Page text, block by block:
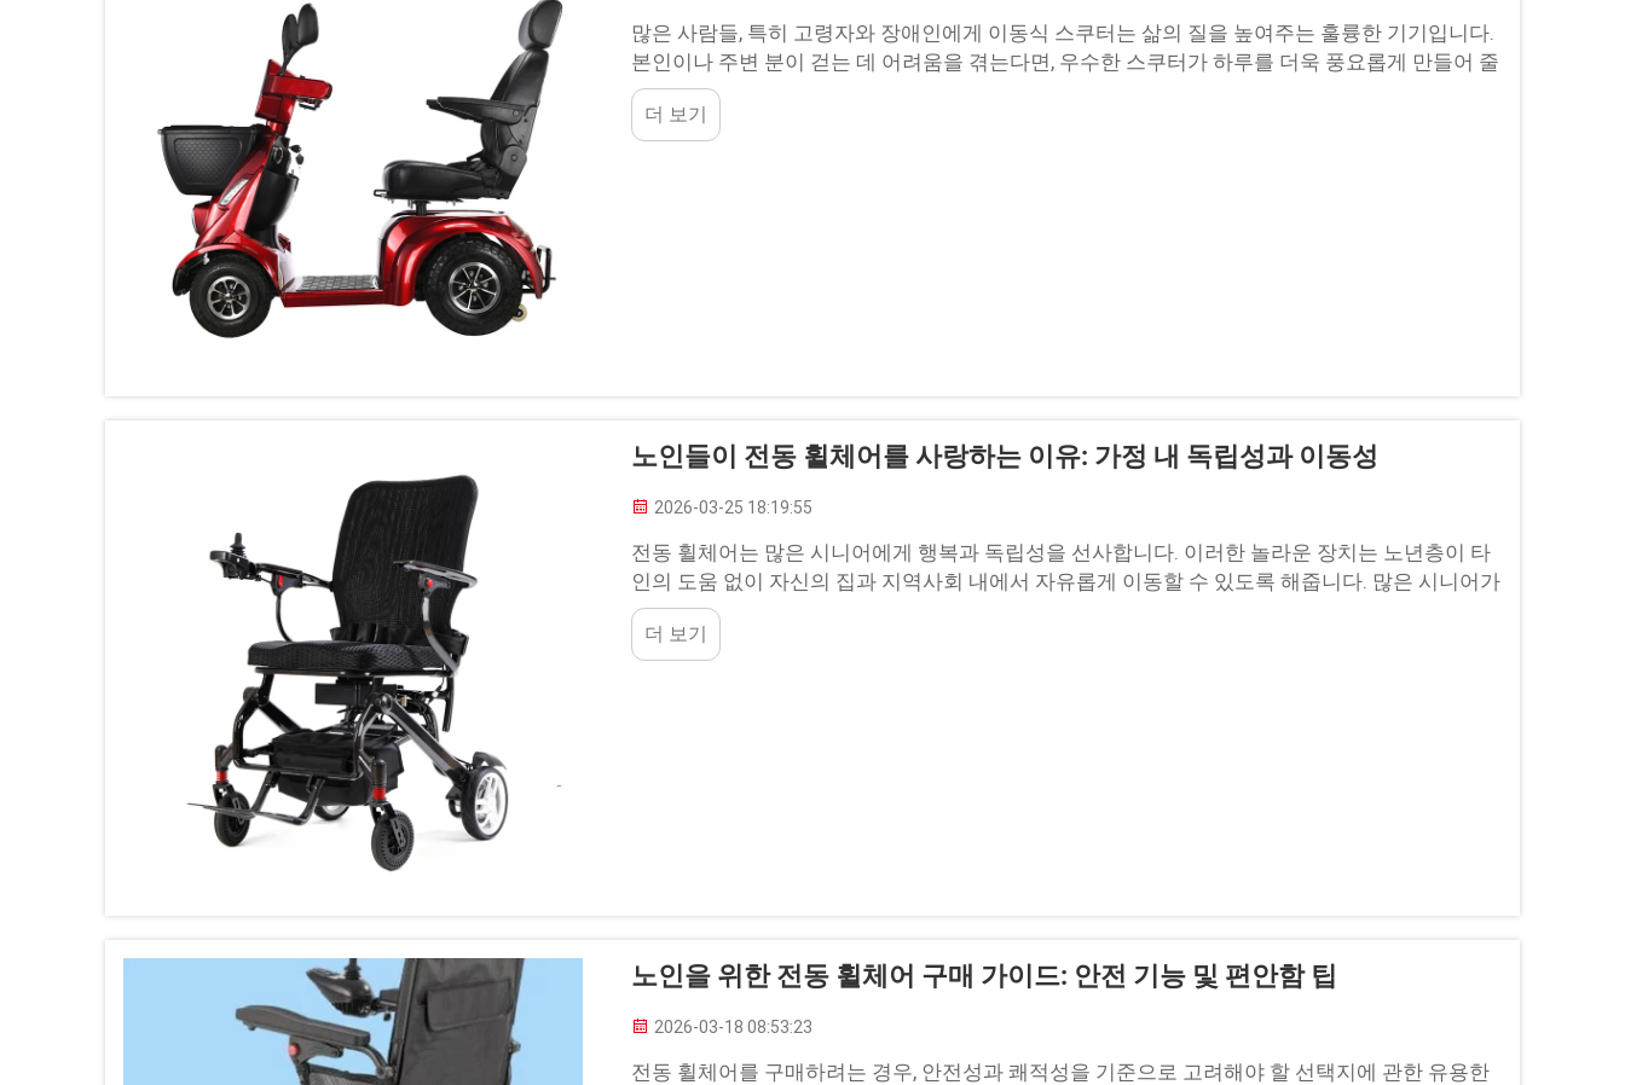
많은 사람들, 특히 고령자와 장애인에게 이동식 스쿠터는 삶의 질을 높여주는 훌륭한 기기입니다.
본인이나 주변 분이 걷는 데 어려움을 겪는다면, 우수한 스쿠터가 하루를 더욱 풍요롭게 만들어 줄
수 있습니다. You...
더 보기
노인들이 전동 휠체어를 사랑하는 이유: 가정 내 독립성과 이동성
2026-03-25 18:19:55
전동 휠체어는 많은 시니어에게 행복과 독립성을 선사합니다. 이러한 놀라운 장치는 노년층이 타
인의 도움 없이 자신의 집과 지역사회 내에서 자유롭게 이동할 수 있도록 해줍니다. 많은 시니어가
휠체어에서 벗어나 자율적인 삶을 되찾을 수 있게 되었으며...
더 보기
노인을 위한 전동 휠체어 구매 가이드: 안전 기능 및 편안함 팁
2026-03-18 08:53:23
전동 휠체어를 구매하려는 경우, 안전성과 쾌적성을 기준으로 고려해야 할 선택지에 관한 유용한